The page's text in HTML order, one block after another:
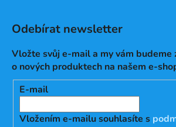
Odebírat newsletter
Vložte svůj e-mail a my vám budeme
o nových produktech na našem e-
E-mail
Vložením e-mailu souhlasíte s